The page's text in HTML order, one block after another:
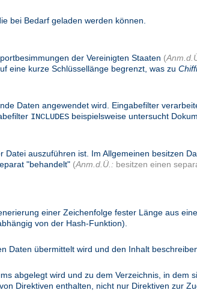
bei Bedarf geladen werden können.
der Vereinigten Staaten (
eine kurze Schlüssellänge begrenzt, was zu
Daten angewendet wird. Eingabefilter
INCLUDES beispielsweise untersucht
auszuführen ist. Im Allgemeinen besitzen
"behandelt" (Anm.d.Ü.: besitzen einen
einer Zeichenfolge fester Länge aus
von der Hash-Funktion).
Daten übermittelt wird und den Inhalt
abgelegt wird und zu dem Verzeichnis, in dem
Direktiven enthalten, nicht nur Direktiven zur